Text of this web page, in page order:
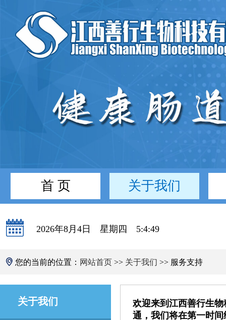
首 页 关于我们
2026年8月4日 星期四 5:4:49
您的当前的位置： 网站首页 >> 关于我们 >> 服务支持
关于我们
欢迎来到江西善行生
通，我们将在第一时